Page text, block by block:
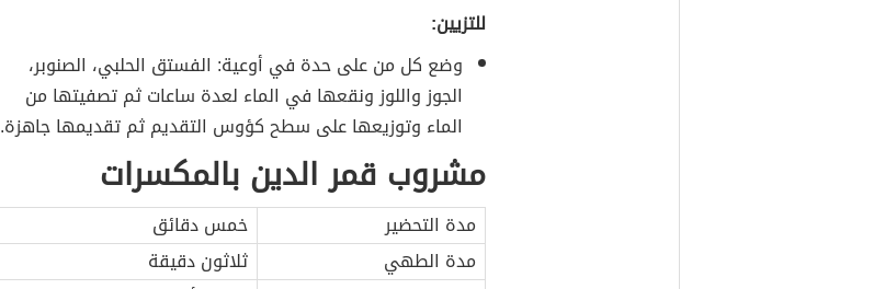
للتزيين:
وضع كل من على حدة في أوعية: الفستق الحلبي، الصنوبر،
الجوز واللوز ونقعها في الماء لعدة ساعات ثم تصفيتها من
الماء وتوزيعها على سطح كؤوس التقديم ثم تقديمها جاهزة.
مشروب قمر الدين بالمكسرات
مدة التحضير
خمس دقائق
مدة الطهي
ثلاثون دقيقة